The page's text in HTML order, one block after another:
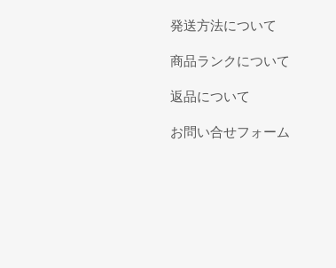
発送方法について
商品ランクについて
返品について
お問い合せフォーム